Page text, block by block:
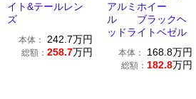
イト&テールレン
ズ
本体： 242.7万円
総額： 258.7万円
アルミホイー
ル ブラックヘ
ッドライトベゼル
本体： 168.8万円
総額： 182.8万円